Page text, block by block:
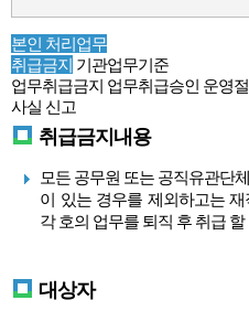
본인 처리업무
취급금지 기관업무기준
업무취급금지 업무취급승인 운영
사실 신고
취급금지내용
모든 공무원 또는 공직유관단
이 있는 경우를 제외하고는
각 호의 업무를 퇴직 후 취급
대상자